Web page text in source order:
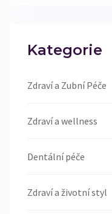
Kategorie
Zdraví a Zubní Péče
Zdraví a wellness
Dentální péče
Zdraví a životní styl